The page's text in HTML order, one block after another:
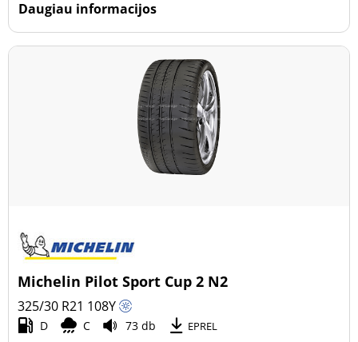
Daugiau informacijos
Michelin Pilot Sport Cup 2 N2
325/30 R21 108Y
D C 73 db EPREL